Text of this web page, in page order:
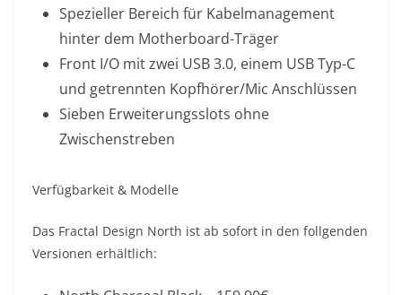
Spezieller Bereich für Kabelmanagement
hinter dem Motherboard-Träger
Front I/O mit zwei USB 3.0, einem USB Typ-C
und getrennten Kopfhörer/Mic Anschlüssen
Sieben Erweiterungsslots ohne
Zwischenstreben
Verfügbarkeit & Modelle
Das Fractal Design North ist ab sofort in den follgenden
Versionen erhältlich: